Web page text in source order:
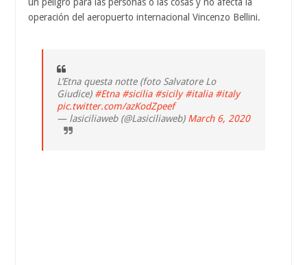
operación del aeropuerto internacional Vincenzo Bellini.
L’Etna questa notte (foto Salvatore Lo
Giudice) #Etna #sicilia #sicily #italia #italy
pic.twitter.com/azKodZpeef
— lasiciliaweb (@Lasiciliaweb) March 6, 2020